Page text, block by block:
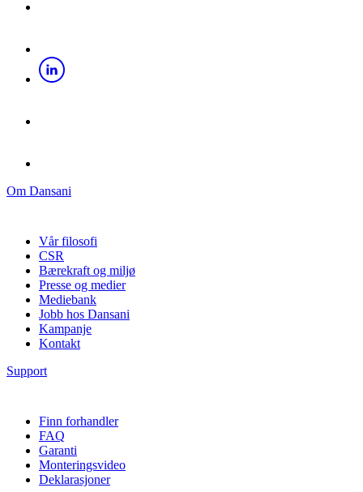
Om Dansani
Vår filosofi
CSR
Bærekraft og miljø
Presse og medier
Mediebank
Jobb hos Dansani
Kampanje
Kontakt
Support
Finn forhandler
FAQ
Garanti
Monteringsvideo
Deklarasjoner